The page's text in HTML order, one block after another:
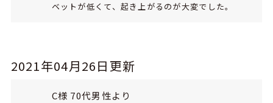
ベットが低くて、起き上がるのが大変でした。
2021年04月26日更新
C様 70代男性より